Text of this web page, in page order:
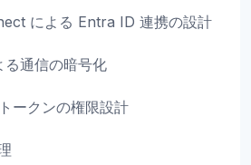
による Entra ID 連携の設計
通信の暗号化
ークンの権限設計